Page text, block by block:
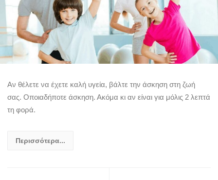
Αν θέλετε να έχετε καλή υγεία, βάλτε την άσκηση στη ζωή
σας. Οποιαδήποτε άσκηση. Ακόμα κι αν είναι για μόλις 2 λεπτά
τη φορά.
Περισσότερα...